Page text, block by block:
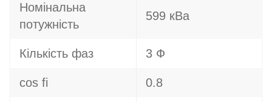
Номінальна
потужність
599 кВа
Кількість фаз 3 Ф
cos fi 0.8